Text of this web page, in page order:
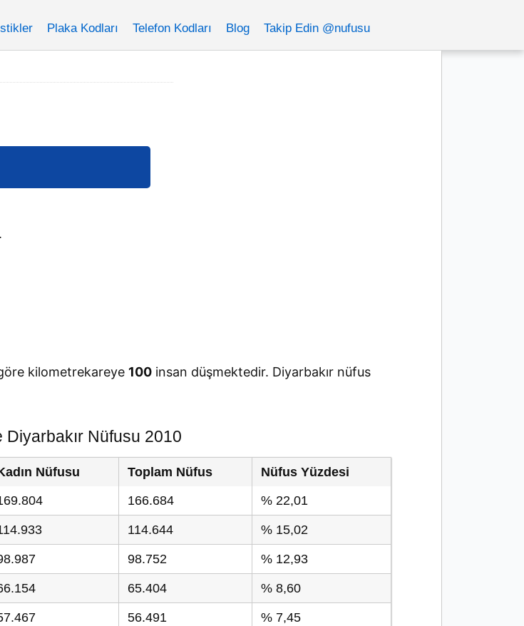
Plaka Kodları Telefon Kodları Blog Takip Edin @nufusu
kilometrekareye 100 insan düşmektedir. Diyarbakır nüfus
Diyarbakır Nüfusu 2010
Nüfusu Toplam Nüfus
Nüfus Yüzdesi
166.684 % 22,01
114.644 % 15,02
98.752 % 12,93
65.404 % 8,60
56.491 % 7,45